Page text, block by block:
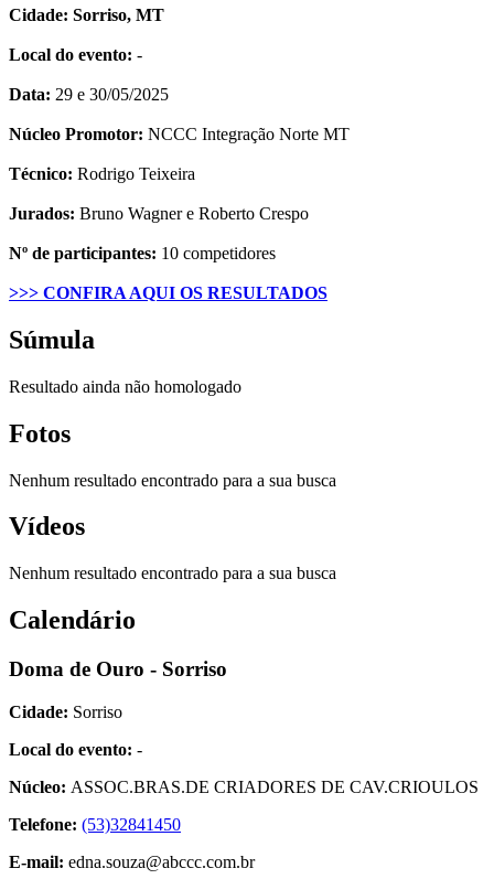
Cidade: Sorriso, MT
Local do evento: -
Data: 29 e 30/05/2025
Núcleo Promotor: NCCC Integração Norte MT
Técnico: Rodrigo Teixeira
Jurados: Bruno Wagner e Roberto Crespo
Nº de participantes: 10 competidores
>>> CONFIRA AQUI OS RESULTADOS
Súmula
Resultado ainda não homologado
Fotos
Nenhum resultado encontrado para a sua busca
Vídeos
Nenhum resultado encontrado para a sua busca
Calendário
Doma de Ouro - Sorriso
Cidade: Sorriso
Local do evento: -
Núcleo: ASSOC.BRAS.DE CRIADORES DE CAV.CRIOULOS
Telefone: (53)32841450
E-mail: edna.souza@abccc.com.br